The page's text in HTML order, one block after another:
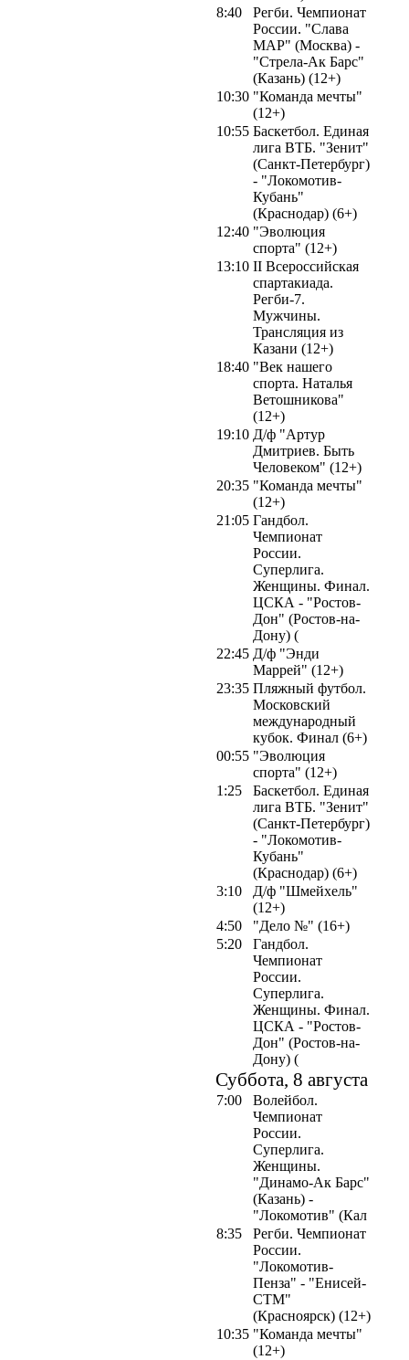
8:40
Регби. Чемпионат
России. "Слава
МАР" (Москва) -
"Стрела-Ак Барс"
(Казань) (12+)
10:30 "Команда мечты"
(12+)
10:55 Баскетбол. Единая
лига ВТБ. "Зенит"
(Санкт-Петербург)
- "Локомотив-
Кубань"
(Краснодар) (6+)
12:40 "Эволюция
спорта" (12+)
13:10 II Всероссийская
спартакиада.
Регби-7.
Мужчины.
Трансляция из
Казани (12+)
18:40 "Век нашего
спорта. Наталья
Ветошникова"
(12+)
19:10 Д/ф "Артур
Дмитриев. Быть
Человеком" (12+)
20:35 "Команда мечты"
(12+)
21:05 Гандбол.
Чемпионат
России.
Суперлига.
Женщины. Финал.
ЦСКА - "Ростов-
Дон" (Ростов-на-
Дону) (
22:45 Д/ф "Энди
Маррей" (12+)
23:35 Пляжный футбол.
Московский
международный
кубок. Финал (6+)
00:55 "Эволюция
спорта" (12+)
1:25
Баскетбол. Единая
лига ВТБ. "Зенит"
(Санкт-Петербург)
- "Локомотив-
Кубань"
(Краснодар) (6+)
3:10
Д/ф "Шмейхель"
(12+)
4:50
"Дело №" (16+)
5:20
Гандбол.
Чемпионат
России.
Суперлига.
Женщины. Финал.
ЦСКА - "Ростов-
Дон" (Ростов-на-
Дону) (
Суббота, 8 августа
7:00
Волейбол.
Чемпионат
России.
Суперлига.
Женщины.
"Динамо-Ак Барс"
(Казань) -
"Локомотив" (Кал
8:35
Регби. Чемпионат
России.
"Локомотив-
Пенза" - "Енисей-
СТМ"
(Красноярск) (12+)
10:35 "Команда мечты"
(12+)